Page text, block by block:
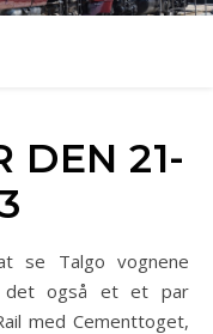
DEN 21-
det også et et par
med Cementtoget,